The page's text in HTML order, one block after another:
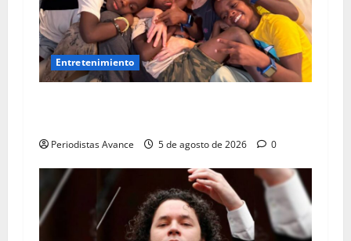
Entretenimiento
Periodistas Avance 5 de agosto de 2026 0